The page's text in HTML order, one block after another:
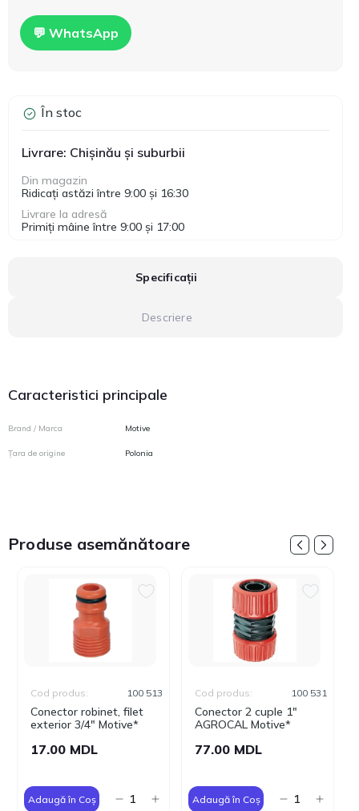
💬 WhatsApp
În stoc
Livrare: Chișinău și suburbii
Din magazin
Ridicați astăzi între 9:00 și 16:30
Livrare la adresă
Primiți mâine între 9:00 și 17:00
Specificații
Descriere
Caracteristici principale
Brand / Marca Motive
Țara de origine Polonia
Produse asemănătoare
Conector robinet, filet
exterior 3/4" Motive*
Cod produs: 100 513
17.00 MDL
Adaugă în Coș
Conector 2 cuple 1"
AGROCAL Motive*
Cod produs: 100 531
77.00 MDL
Adaugă în Coș